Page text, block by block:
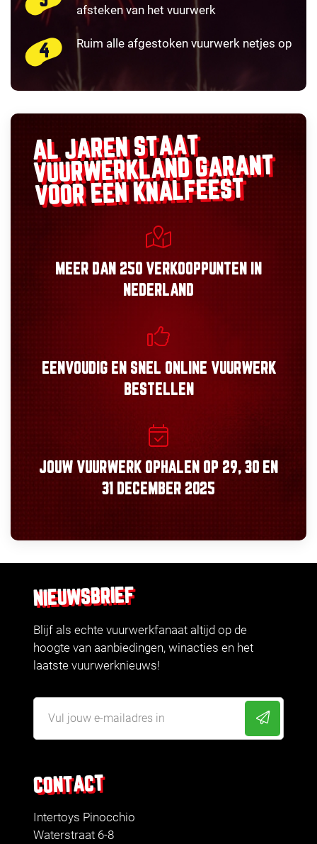
afsteken van het vuurwerk
Ruim alle afgestoken vuurwerk netjes op
AL JAREN STAAT
VUURWERKLANDGARANT
VOOR EEN KNALFEEST
MEER DAN 250 VERKOOPPUNTEN
IN
NEDERLAND
EENVOUDIGEN SNEL ONLINE VUURWERK
BESTELLEN
JOUW VUURWERK OPHALEN OP 29, 30 EN
31 DECEMBER 2025
CONTACT
Intertoys Pinocchio
Waterstraat 6-8
NIEUWSBRIEF
Blijf als echte vuurwerkfanaat altijd op de
hoogte van aanbiedingen, winacties en het
laatste vuurwerknieuws!